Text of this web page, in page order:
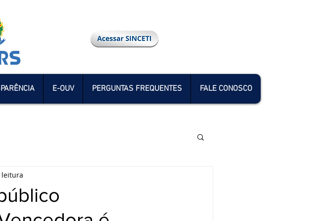
E-OUV PERGUNTAS FREQUENTES FALE CONOSCO
leitura